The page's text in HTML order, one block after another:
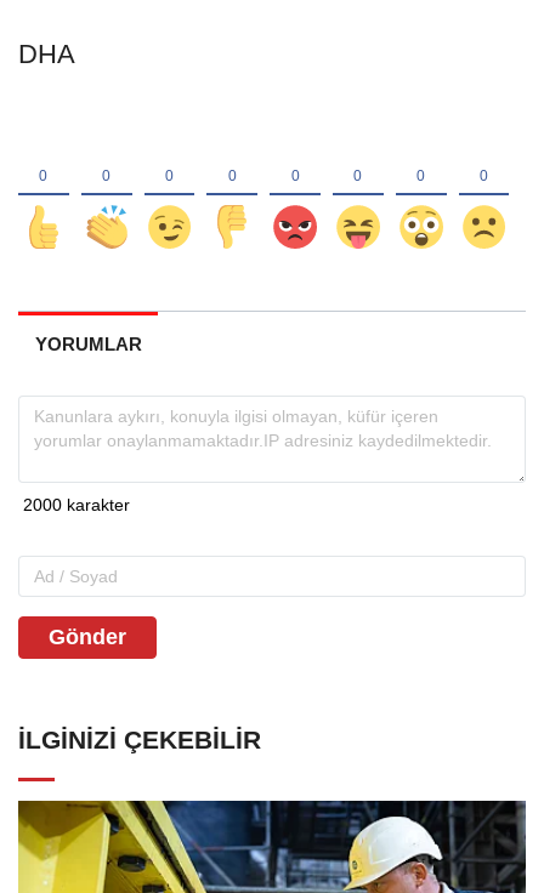
DHA
YORUMLAR
Gönder
İLGINIZI ÇEKEBILIR